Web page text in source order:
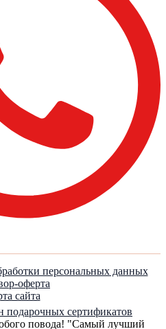
персональных данных
оферта
сайта
сертификатов